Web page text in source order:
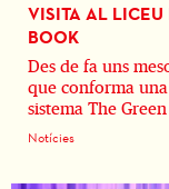
VISITA AL LICEU
BOOK
Des de fa uns
que conforma
sistema The
Notícies